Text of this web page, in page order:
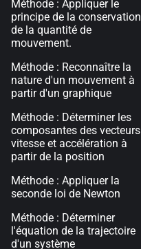
Méthode : Appliquer le
principe de la conservation
de la quantité de
mouvement.
Méthode : Reconnaître la
nature d'un mouvement à
partir d'un graphique
Méthode : Déterminer les
composantes des vecteurs
vitesse et accélération à
partir de la position
Méthode : Appliquer la
seconde loi de Newton
Méthode : Déterminer
l'équation de la trajectoire
d'un système